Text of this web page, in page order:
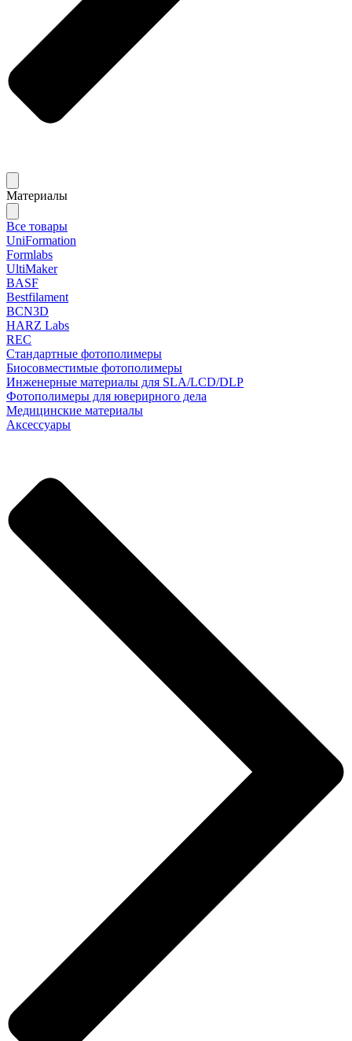
Материалы
Все товары
UniFormation
Formlabs
UltiMaker
BASF
Bestfilament
BCN3D
HARZ Labs
REC
Стандартные фотополимеры
Биосовместимые фотополимеры
Инженерные материалы для SLA/LCD/DLP
Фотополимеры для юверирного дела
Медицинские материалы
Аксессуары